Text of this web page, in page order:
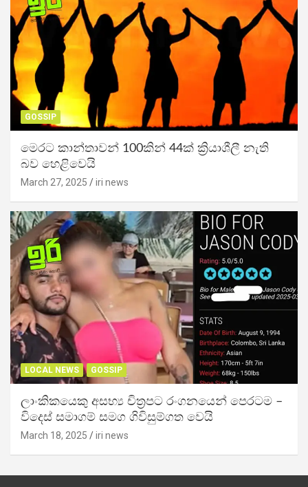
GOSSIP
මෙරට කාන්තාවන් 100කින් 44ක් ක්‍රියාශීලී නැති
බව හෙළිවෙයි
March 27, 2025 iri news
LOCAL NEWS GOSSIP
ලාංකිකයෙකු අසභ්‍ය චිත්‍රපට රංගනයෙන් පෙරටම –
විදෙස් සමාගම් සමග ගිවිසුම්ගත වෙයි
March 18, 2025 iri news